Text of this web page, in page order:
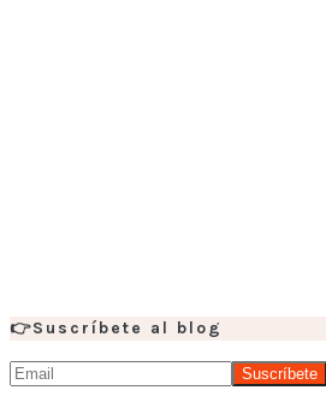
👉Suscríbete al blog